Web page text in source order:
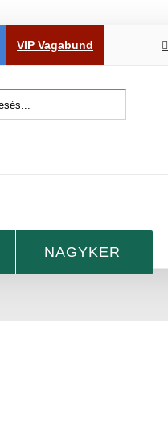
VIP Vagabund
NAGYKER